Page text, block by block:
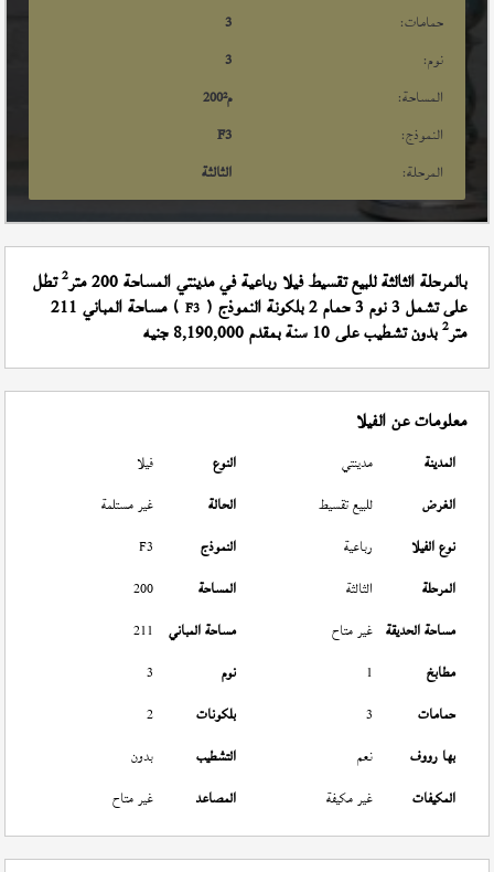
حمامات:
3
نوم:
3
المساحة:
200م²
النموذج:
F3
المرحلة:
الثالثة
بالمرحلة الثالثة للبيع تقسيط فيلا رباعية في مدينتي المساحة 200 متر 2تطل
على تشمل 3 نوم 3 حمام 2 بلكونة النموذج ( F3 ) مساحة المباني 211
متر2بدون تشطيب على 10 سنة بمقدم 8,190,000 جنيه
معلومات عن الفيلا
المدينة مدينتي النوع
فيلا
الغرض
للبيع تقسيط الحالة
غير مستلمة
نوع الفيلا
رباعية النموذج
F3
المرحلة
الثالثة المساحة
200
مساحة الحديقة غير متاح مساحة المباني
211
مطابخ
1 نوم
3
حمامات
3 بلكونات
2
بها رووف
نعم التشطيب
بدون
المكيفات
غير مكيفة المصاعد غير متاح